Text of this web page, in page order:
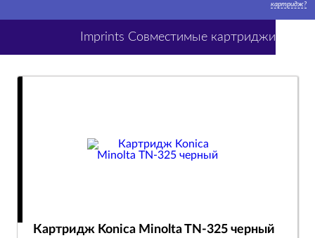
картридж?
Imprints Совместимые картриджи
Картридж Konica Minolta TN-325 черный